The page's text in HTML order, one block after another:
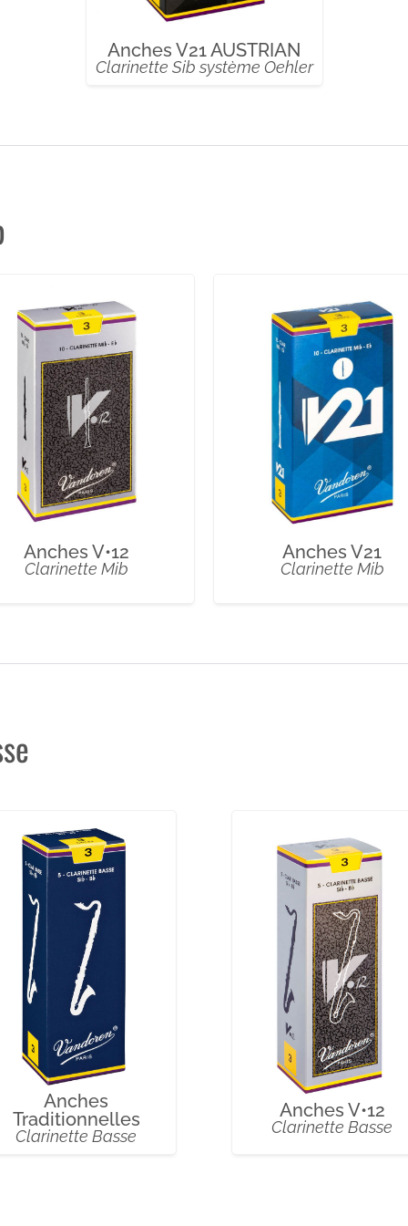
Anches V21 AUSTRIAN
Clarinette Sib système Oehler
Anches V•12
Clarinette Mib
Anches V21
Clarinette Mib
Anches
Traditionnelles
Clarinette Basse
Anches V•12
Clarinette Basse